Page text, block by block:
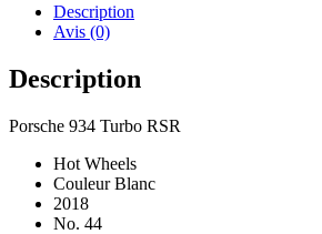
Description
Avis (0)
Description
Porsche 934 Turbo RSR
Hot Wheels
Couleur Blanc
2018
No. 44